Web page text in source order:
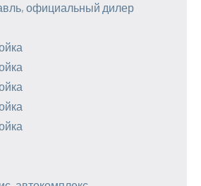
официальный дилер